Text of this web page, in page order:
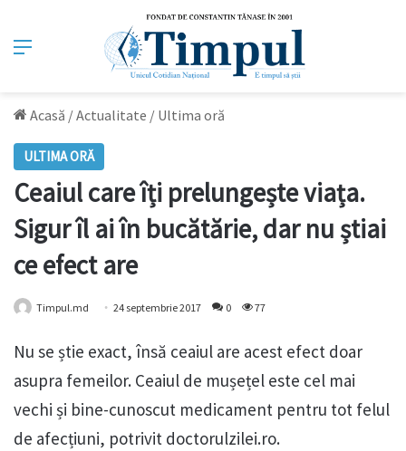
Meniu
Acasă /Actualitate / Ultima oră
ULTIMA ORĂ
Ceaiul care îți prelungește viața.
Sigur îl ai în bucătărie, dar nu știai
ce efect are
Timpul.md 24 septembrie 2017 0 77
Nu se știe exact, însă ceaiul are acest efect doar
asupra femeilor. Ceaiul de mușețel este cel mai
vechi și bine-cunoscut medicament pentru tot felul
de afecțiuni, potrivit doctorulzilei.ro.